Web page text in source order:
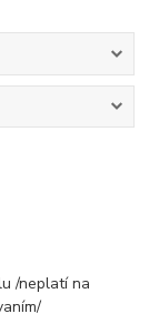
/neplatí na